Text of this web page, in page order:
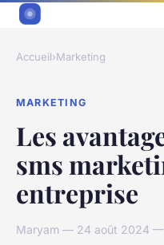
Accueil›Marketing
MARKETING
Les
sms
entreprise
Maryam — 24 août 2024 —